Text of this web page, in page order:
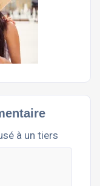
à un tiers